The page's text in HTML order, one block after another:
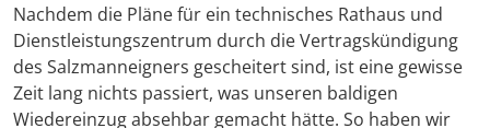
Nachdem die Pläne für ein technisches Rathaus und
Dienstleistungszentrum durch die Vertragskündigung
des Salzmanneigners gescheitert sind, ist eine gewisse
Zeit lang nichts passiert, was unseren baldigen
Wiedereinzug absehbar gemacht hätte. So haben wir